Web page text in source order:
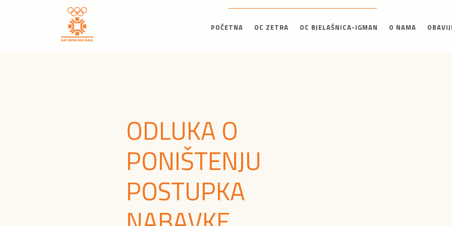
POČETNA OC ZETRA OC BJELAŠNICA-IGMAN O NAMA
ODLUKA O
PONIŠTENJU
POSTUPKA